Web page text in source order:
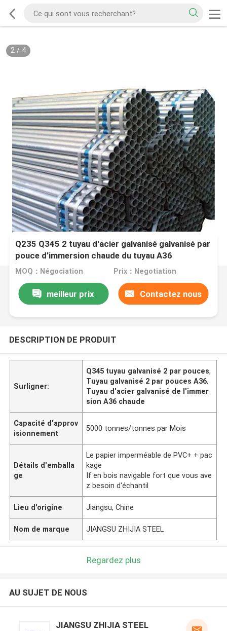
2/ 4
Q235 Q345 2 tuyau d'acier galvanisé galvanisé par
pouce d'immersion chaude du tuyau A36
MOQ：Négociation Prix：Negotiation
meilleur prix Contactez nous
DESCRIPTION DE PRODUIT
Surligner:
Q345 tuyau galvanisé 2 par pouces,
Tuyau galvanisé 2 par pouces A36,
Tuyau d'acier galvanisé de l'immer
sion A36 chaude
Capacité d'approv
isionnement
5000 tonnes/tonnes par Mois
Détails d'emballa
ge
Le papier imperméable de PVC+ + pac
kage
If en bois navigable fort que vous ave
z besoin d'échantil
Lieu d'origine Jiangsu, Chine
Nom de marque JIANGSU ZHIJIA STEEL
Regardez plus
AU SUJET DE NOUS
JIANGSU ZHIJIA STEEL